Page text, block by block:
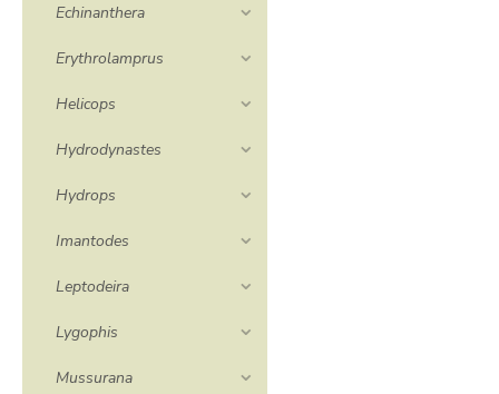
Echinanthera
Erythrolamprus
Helicops
Hydrodynastes
Hydrops
Imantodes
Leptodeira
Lygophis
Mussurana